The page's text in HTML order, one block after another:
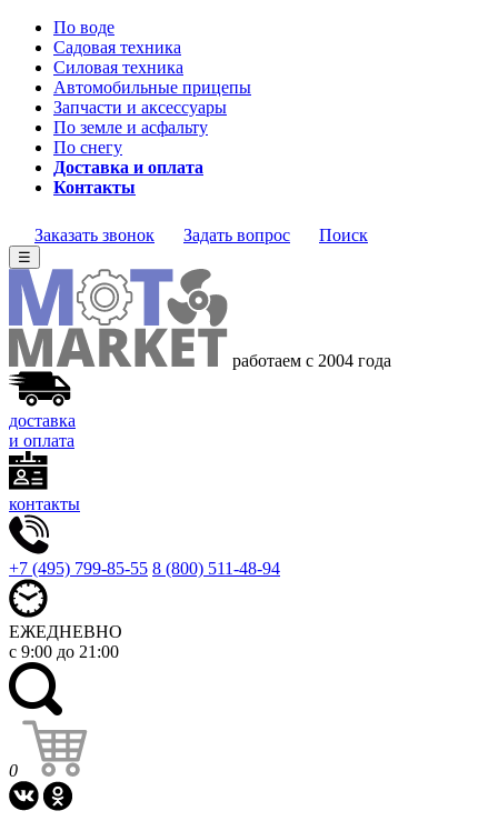
По воде
Садовая техника
Силовая техника
Автомобильные прицепы
Запчасти и аксессуары
По земле и асфальту
По снегу
Доставка и оплата
Контакты
Заказать звонок Задать вопрос Поиск
☰
работаем с 2004 года
доставка
и оплата
контакты
+7 (495) 799-85-55 8 (800) 511-48-94
ЕЖЕДНЕВНО
с 9:00 до 21:00
0